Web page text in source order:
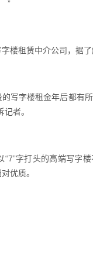
”
租赁中介公司，据了
字楼租金年后都有所
者。
字打头的高端写字楼
优质。